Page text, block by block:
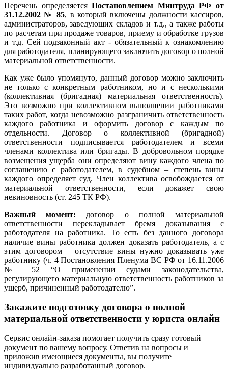
Перечень определяетсяПостановлением Минтруда РФ от
31.12.2002 № 85, в который включены должности кассиров,
администраторов, заведующих складов и т.д., а также работы
по расчетам при продаже товаров, приему и обработке грузов
и т.д. Сей подзаконный акт - обязательный к ознакомлению
для работодателя, планирующего заключить договор о полной
материальной ответственности.
Как уже было упомянуто, данный договор можно заключить
не только с конкретным работником, но и с несколькими
(коллективная (бригадная) материальная ответственность).
Это возможно при коллективном выполнении работниками
таких работ, когда невозможно разграничить ответственность
каждого работника и оформить договор с каждым по
отдельности. Договор о коллективной (бригадной)
ответственности подписывается работодателем и всеми
членами коллектива или бригады. В добровольном порядке
возмещения ущерба они определяют вину каждого члена по
соглашению с работодателем, в судебном – степень вины
каждого определяет суд. Член коллектива освобождается от
материальной ответственности, если докажет свою
невиновность (ст. 245 ТК РФ).
Важный момент: договор о полной материальной
ответственности перекладывает бремя доказывания с
работодателя на работника. То есть без данного договора
наличие вины работника должен доказать работодатель, а с
этим договором – отсутствие вины нужно доказывать уже
работнику (ч. 4 Постановления Пленума ВС РФ от 16.11.2006
№ 52 “О применении судами законодательства,
регулирующего материальную ответственность работников за
ущерб, причиненный работодателю”.
Закажите подготовку договора о полной
материальной ответственности у юриста онлайн
Сервис онлайн-заказа помогает получить сразу готовый
документ по вашему вопросу. Ответив на вопросы и
приложив имеющиеся документы, вы получите
индивидуально разработанный договор.